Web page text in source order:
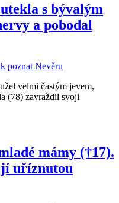
s bývalým
a pobodal
poznat Nevěru
velmi častým jevem,
(78) zavraždil svoji
mámy (†17).
uříznutou